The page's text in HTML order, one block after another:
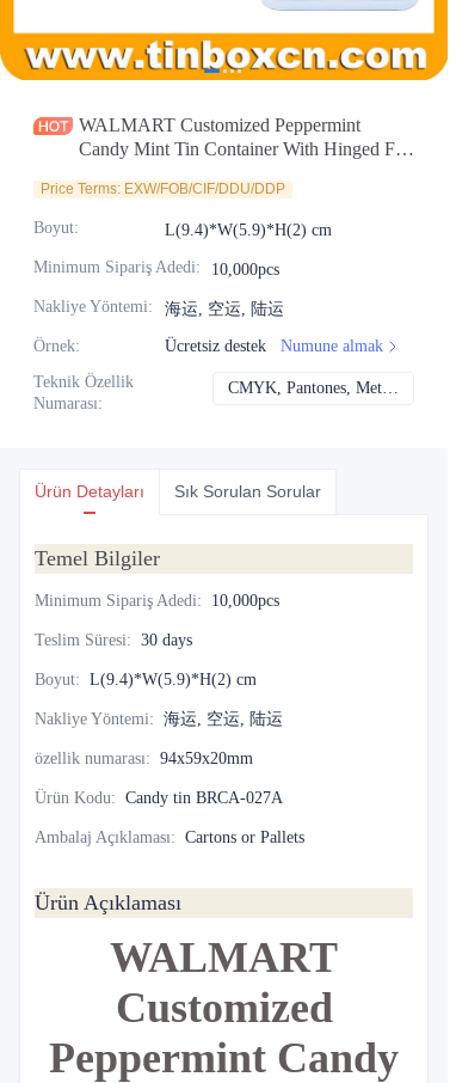
WALMART Customized Peppermint
Candy Mint Tin Container With Hinged Flip
Packaging Factory
Price Terms: EXW/FOB/CIF/DDU/DDP
Boyut: L(9.4)*W(5.9)*H(2) cm
Minimum Sipariş Adedi: 10,000pcs
Nakliye Yöntemi: 海运, 空运, 陆运
Örnek: Ücretsiz destek
Numune almak
Teknik Özellik
Numarası:
CMYK, Pantones, Metalik, Nokta rengi vb.
Ürün Detayları Sık Sorulan Sorular
Temel Bilgiler
Minimum Sipariş Adedi: 10,000pcs
Teslim Süresi: 30 days
Boyut: L(9.4)*W(5.9)*H(2) cm
Nakliye Yöntemi: 海运, 空运, 陆运
özellik numarası: 94x59x20mm
Ürün Kodu: Candy tin BRCA-027A
Ambalaj Açıklaması: Cartons or Pallets
Ürün Açıklaması
WALMART
Customized
Peppermint Candy
Haberler